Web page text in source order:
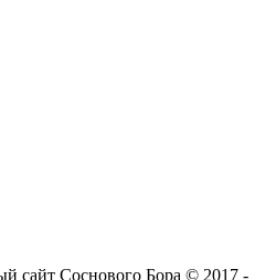
сайт Соснового Бора © 2017 -